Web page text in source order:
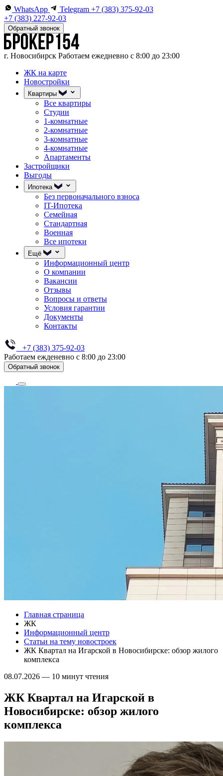
WhatsApp Telegram +7 (383) 375-92-03
+7 (383) 227-92-03
Обратный звонок
г. Новосибирск Работаем ежедневно с 8:00 до 23:00
ЖК на карте
Новостройки
Квартиры
Все квартиры
Студии
1-комнатные
2-комнатные
3-комнатные
4-комнатные
Апартаменты
Застройщики
Выгоды
Ипотека
Без первоначального взноса
IT-Ипотека
Семейная
Стандартная
Военная
Все ипотеки
Ещё
Информационный центр
О компании
Вакансии
Отзывы
Вопросы и ответы
Условия гарантии
Документы
Контакты
+7 (383) 375-92-03
Работаем ежденевно с 8:00 до 23:00
Обратный звонок
Главная страница
ЖК
Информационный центр
Статьи на тему новостроек
ЖК Квартал на Игарской в Новосибирске: обзор жилого
комплекса
08.07.2026 — 10 минут чтения
ЖК Квартал на Игарской в
Новосибирске: обзор жилого
комплекса